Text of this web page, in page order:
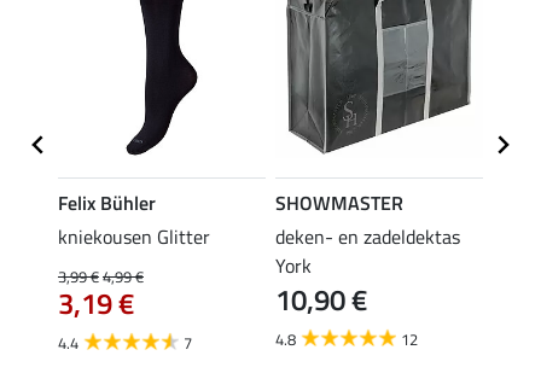
Felix Bühler
kniekousen Glitter
3,99 €4,99 €
3,19 €
4.4 7
SHOWMASTER
deken- en zadeldektas
York
10,90 €
4.8 12